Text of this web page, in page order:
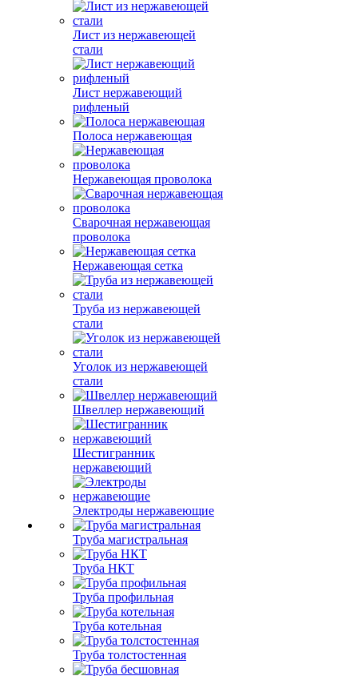
Лист из нержавеющей
стали
Лист нержавеющий
рифленый
Полоса нержавеющая
Нержавеющая проволока
Сварочная нержавеющая
проволока
Нержавеющая сетка
Труба из нержавеющей
стали
Уголок из нержавеющей
стали
Швеллер нержавеющий
Шестигранник
нержавеющий
Электроды нержавеющие
Труба магистральная
Труба НКТ
Труба профильная
Труба котельная
Труба толстостенная